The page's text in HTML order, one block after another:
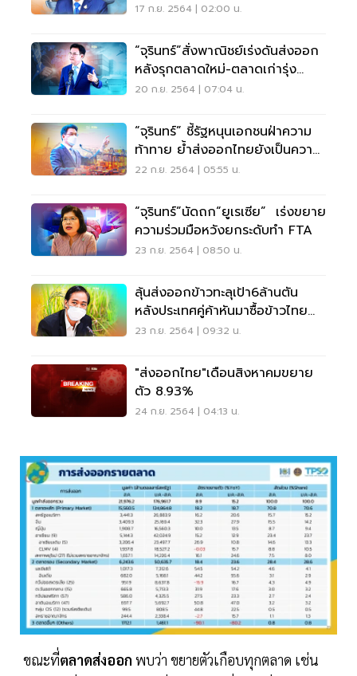
17 ก.ย. 2564 | 02:00 น.
“จุรินทร์”สั่งพาณิชย์เร่งดันส่งออก
หลังรุกตลาดใหม่-ตลาดเก่ารุ่ง
สำเร็จ
20 ก.ย. 2564 | 07:04 น.
“จุรินทร์” ชี้รัฐหนุนเอกชนฝ่าความ
ท้าทาย ย้ำส่งออกไทยยังเป็นความ
หวัง
22 ก.ย. 2564 | 05:55 น.
“จุรินทร์”นัดถก“ยูเรเซีย” เร่งขยาย
ความร่วมมือหวังยกระดับทำ FTA
23 ก.ย. 2564 | 08:50 น.
ลุ้นส่งออกข้าวทะลุเป้า6ล้านตัน
หลังประเทศคู่ค้าหันมาซื้อข้าวไทย
เพิ่ม
23 ก.ย. 2564 | 09:32 น.
"ส่งออกไทย"เดือนสิงหาคมขยาย
ตัว 8.93%
24 ก.ย. 2564 | 04:13 น.
ขณะที่ตลาดส่งออก พบว่า ขยายตัวเกือบทุกตลาด เช่น